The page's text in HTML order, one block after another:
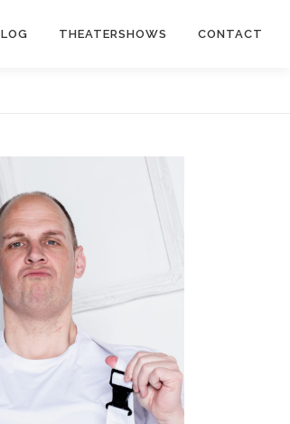
THEATERSHOWS CONTACT